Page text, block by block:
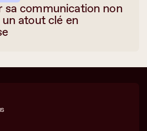
sa communication non
un atout clé en